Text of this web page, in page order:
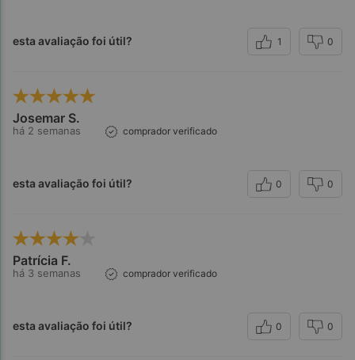
esta avaliação foi útil? 1 0
Josemar S.
há 2 semanas comprador verificado
esta avaliação foi útil? 0 0
Patrícia F.
há 3 semanas comprador verificado
esta avaliação foi útil? 0 0